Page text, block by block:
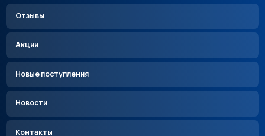
Отзывы
Акции
Новые поступления
Новости
Контакты